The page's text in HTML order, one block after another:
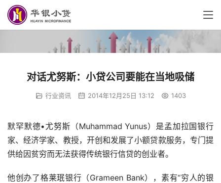
对话尤努斯：小贷公司要能在当地吸储
行业资讯 2014年12月25日 13:12 1403
默罕默德•尤努斯（Muhammad Yunus）是孟加拉国银行
家、经济学家、教授，开创和发展了小额贷款服务，专门提
供给因贫穷而无法获得传统银行信贷的创业者。
他创办了格莱珉银行（Grameen Bank），素有“穷人的银